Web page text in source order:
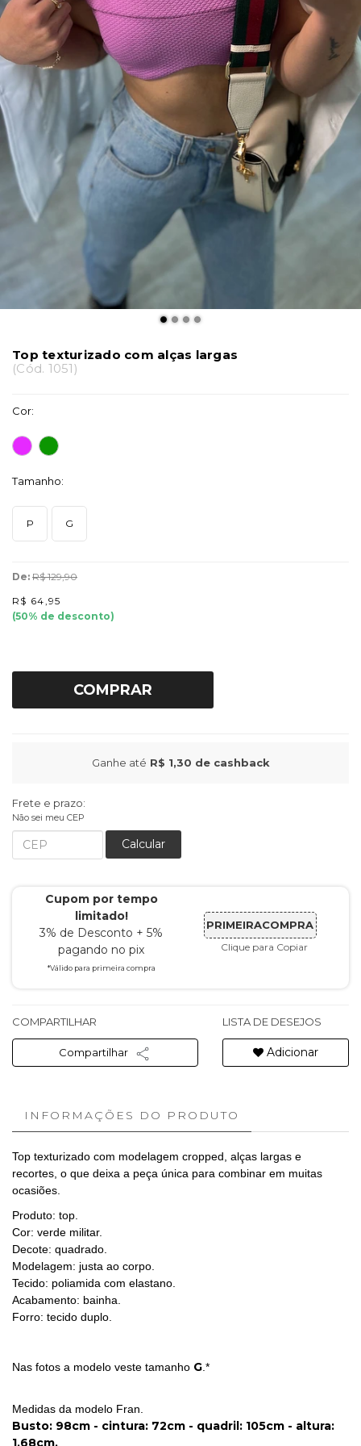
Top texturizado com alças largas
(Cód. 1051)
Cor:
Tamanho:
P G
De: R$ 129,90
R$ 64,95
(50% de desconto)
COMPRAR
Ganhe até R$ 1,30 de cashback
Frete e prazo:
Não sei meu CEP
Calcular
Cupom por tempo
limitado!
3% de Desconto + 5%
pagando no pix
*Válido para primeira compra
PRIMEIRACOMPRA
Clique para Copiar
COMPARTILHAR
Compartilhar
LISTA DE DESEJOS
Adicionar
INFORMAÇÕES DO PRODUTO
Top texturizado com modelagem cropped, alças largas e
recortes, o que deixa a peça única para combinar em muitas
ocasiões.
Produto: top.
Cor: verde militar.
Decote: quadrado.
Modelagem: justa ao corpo.
Tecido: poliamida com elastano.
Acabamento: bainha.
Forro: tecido duplo.
Nas fotos a modelo veste tamanho G .*
Medidas da modelo Fran.
Busto: 98cm - cintura: 72cm - quadril: 105cm - altura:
1,68cm.